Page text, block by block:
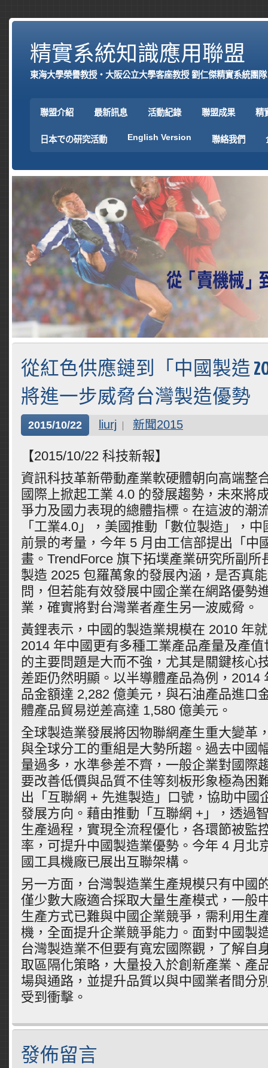
精實系統知識應用聯盟
東海大學榮譽教授‧大阪公立大學客座教授 劉仁傑精實系統團隊
聯盟介紹 最新訊息 活動紀錄 聯盟成果 精
日本での研究活動 English Version 聯絡我們
從紅色供應鏈到「中國製造
將進一步威脅台灣製造優勢
2015/10/22 liurj 新聞2015
【2015/10/22 科技新報】
資訊科技革新帶動產業軟硬體朝向高端整
國際上掀起工業 4.0 的發展趨勢，未來將
爭力及國力表現的總體指標。在這波的潮
「工業4.0」，美國推動「數位製造」，
前景的考量，今年 5 月由工信部提出「中
畫。TrendForce 旗下拓墣產業研究所副所
製造 2025 包羅萬象的發展內涵，是否真
問，但若能有效發展中國企業在網路優勢
業，確實將對台灣業者產生另一波威脅。
黃鋰表示，中國的製造業規模在 2010 年
2014 年中國更有多種工業產品產量及產
的主要問題是大而不強，尤其是關鍵核心
差距仍然明顯。以半導體產品為例，2014
品金額達 2,282 億美元，與石油產品進口
體產品貿易逆差高達 1,580 億美元。
全球製造業發展將因物聯網產生重大變革
與全球分工的重組是大勢所趨。過去中國
量過多，水準參差不齊，一般企業對國際
要改善低價與品質不佳等刻板形象極為困
出「互聯網 + 先進製造」口號，協助中國
發展方向。藉由推動「互聯網 +」，透過
生產過程，實現全流程優化，各環節被監
率，可提升中國製造業優勢。今年 4 月北
國工具機廠已展出互聯架構。
另一方面，台灣製造業生產規模只有中國
僅少數大廠適合採取大量生產模式，一般
生產方式已難與中國企業競爭，需利用生
機，全面提升企業競爭能力。面對中國製
台灣製造業不但要有寬宏國際觀，了解自
取區隔化策略，大量投入於創新產業、產
場與通路，並提升品質以與中國業者間分
受到衝擊。
發佈留言